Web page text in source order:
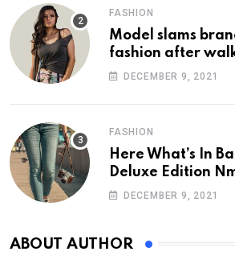
FASHION
Model slams
fashion after
photoshoot
DECEMBER 9, 2021
FASHION
Here What’s In
Deluxe Edition
DECEMBER 9, 2021
ABOUT AUTHOR